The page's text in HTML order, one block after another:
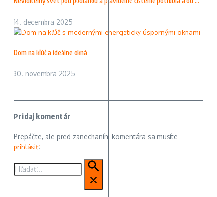
14. decembra 2025
Dom na kľúč a ideálne okná
30. novembra 2025
Pridaj komentár
Prepáčte, ale pred zanechaním komentára sa musíte
prihlásiť.
Hľadať: